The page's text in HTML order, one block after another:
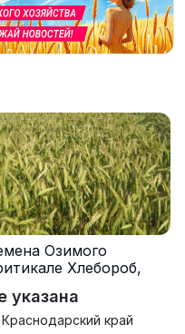
Озимого
Хлебороб,
указана
Краснодарский край